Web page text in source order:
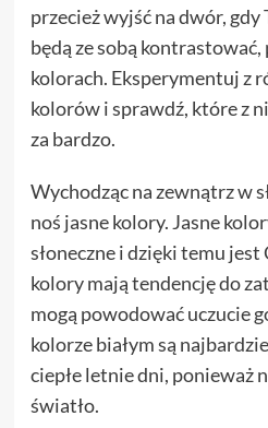
przecież wyjść na dwór,
będą ze sobą
kolorach. Eksperymentuj z
kolorów i sprawdź, które z
za bardzo.
Wychodząc na zewnątrz w
noś jasne kolory. Jasne
słoneczne i dzięki temu jest
kolory mają tendencję do
mogą powodować uczucie
kolorze białym są
ciepłe letnie dni, ponieważ
światło.